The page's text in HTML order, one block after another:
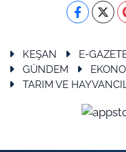
KEŞAN E-
GÜNDEM
TARIM VE